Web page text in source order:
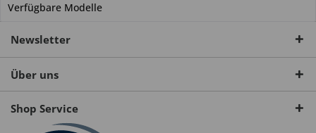
Verfügbare Modelle
Newsletter
Über uns
Shop Service